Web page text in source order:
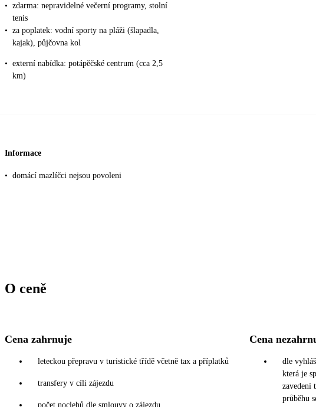
• zdarma: nepravidelné večerní programy, stolní
tenis
• za poplatek: vodní sporty na pláži (šlapadla,
kajak), půjčovna kol
• externí nabídka: potápěčské centrum (cca 2,5
km)
Informace
• domácí mazlíčci nejsou povoleni
O ceně
Cena zahrnuje
leteckou přepravu v turistické třídě včetně tax a příplatků
transfery v cíli zájezdu
počet noclehů dle smlouvy o zájezdu
Cena
dle
která je
zavedení
průběhu